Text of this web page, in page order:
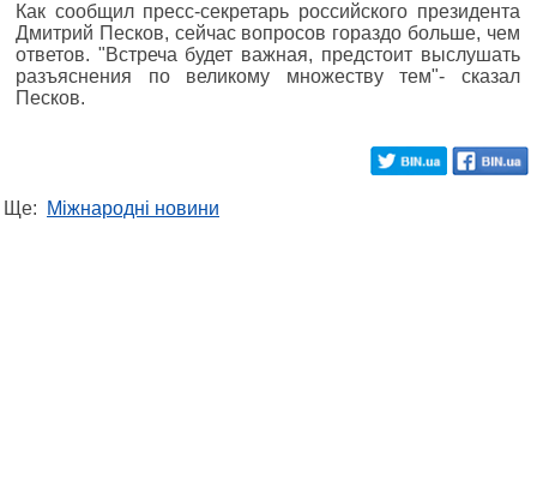
Как сообщил пресс-секретарь российского президента
Дмитрий Песков, сейчас вопросов гораздо больше, чем
ответов. "Встреча будет важная, предстоит выслушать
разъяснения по великому множеству тем"- сказал
Песков.
Ще: Міжнародні новини